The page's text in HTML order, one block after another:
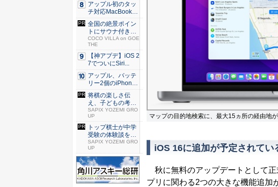
マップの目的地検索に、最大15ヵ所の経由地
iOS 16に追加が予定されてい
秋に無料のアップデートとして
プリに関わる2つの大きな機能追加
アップル初のタッ
チ対応MacBook、
早...
全国の絶景ポイン
トにサウナ付きの
シェア別...
COCO VILLA on GOE
THE
【神アプデ】iOS 2
7でついにSiri...
アップル、バッテ
リー2個のiPhone
準...
将棋の楽しさ伝
え、子どもの考え
る力育む「...
SAPIX YOZEMI GRO
UP
トップ棋士が中学
受験の体験談を語
る特別座...
SAPIX YOZEMI GRO
UP